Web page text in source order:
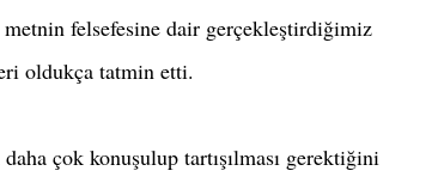
felsefesine dair gerçekleştirdiğimiz
oldukça tatmin etti.
çok konuşulup tartışılması gerektiğini